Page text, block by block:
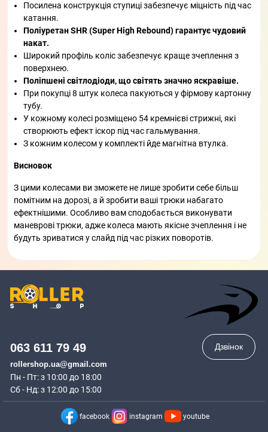
Посилена конструкція ступиці забезпечує міцність під час
катання.
Поліуретан SHR (Super High Rebound) гарантує чудовий
накат.
Широкий профіль коліс забезпечує краще зчеплення з
поверхнею.
Поліпшені світлодіоди, що світять значно яскравіше.
При покупці 8 штук колеса пакуються у фірмову картонну
тубу.
У кожному колесі розміщено 54 кремнієві стрижні, які
створюють ефект іскор під час гальмування.
З кожним колесом у комплекті йде магнітна втулка.
Висновок
З цими колесами ви зможете не лише зробити себе більш
помітним на дорозі, а й зробити ваші трюки набагато
ефектнішими. Особливо вам сподобається виконувати
маневрові трюки, адже колеса мають якісне зчеплення і не
будуть зриватися у слайд під час різких поворотів.
063 611 79 49
rollershop.ua@gmail.com
Пн - Пт: з 10:00 до 18:00
Сб - Нд: з 12:00 до 15:00
Дзвінок
facebook instagram youtube